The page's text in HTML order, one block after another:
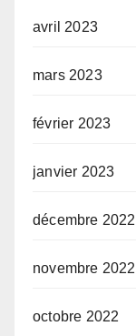
avril 2023
mars 2023
février 2023
janvier 2023
décembre 2022
novembre 2022
octobre 2022